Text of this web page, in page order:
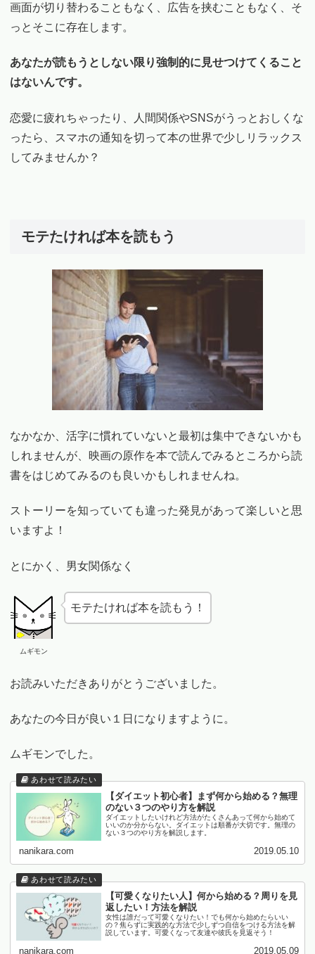
画面が切り替わることもなく、広告を挟むこともなく、そ
っとそこに存在します。
あなたが読もうとしない限り強制的に見せつけてくること
はないんです。
恋愛に疲れちゃったり、人間関係やSNSがうっとおしくな
ったら、スマホの通知を切って本の世界で少しリラックス
してみませんか？
モテたければ本を読もう
なかなか、活字に慣れていないと最初は集中できないかも
しれませんが、映画の原作を本で読んでみるところから読
書をはじめてみるのも良いかもしれませんね。
ストーリーを知っていても違った発見があって楽しいと思
いますよ！
とにかく、男女関係なく
ムギモン
モテたければ本を読もう！
お読みいただきありがとうございました。
あなたの今日が良い１日になりますように。
ムギモンでした。
【ダイエット初心者】まず何から始める？無理
のない３つのやり方を解説
ダイエットしたいけれど方法がたくさんあって何から始めて
いいのか分からない。ダイエットは順番が大切です。無理の
ない３つのやり方を解説します。
nanikara.com 2019.05.10
【可愛くなりたい人】何から始める？周りを見
返したい！方法を解説
女性は誰だって可愛くなりたい！でも何から始めたらいい
の？焦らずに実践的な方法で少しずつ自信をつける方法を解
説しています。可愛くなって友達や彼氏を見返そう！
nanikara.com 2019.05.09